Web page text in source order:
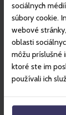
sociálnych
súbory cookie.
webové
oblasti
môžu príslušné
ktoré ste im
používali ich
V létě se
malebné
nabízejí
čeká pestrá
adrenalinových
malé objevitele.